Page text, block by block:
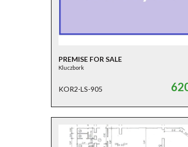
PREMISE FOR SALE
Kluczbork
KOR2-LS-905